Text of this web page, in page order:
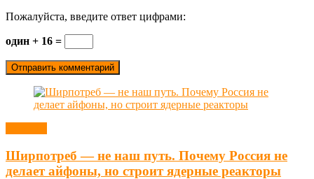
Пожалуйста, введите ответ цифрами:
один + 16 =
Ширпотреб — не наш путь. Почему Россия не
делает айфоны, но строит ядерные реакторы